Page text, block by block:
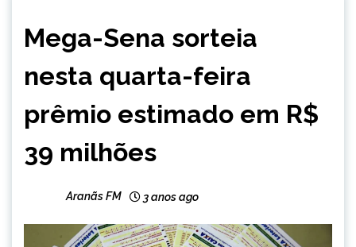
CAPELINHA
GERAIS
Mega-Sena sorteia
nesta quarta-feira
prêmio estimado em R$
39 milhões
Aranãs FM 3 anos ago